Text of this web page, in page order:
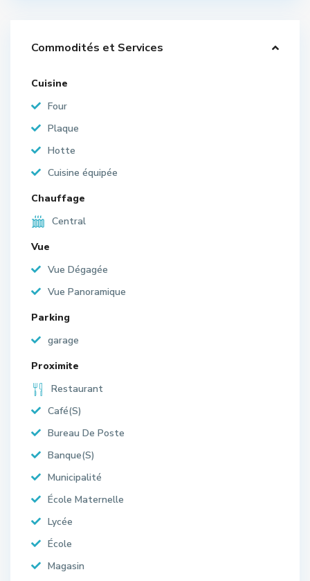
Commodités et Services
Cuisine
Four
Plaque
Hotte
Cuisine équipée
Chauffage
Central
Vue
Vue Dégagée
Vue Panoramique
Parking
garage
Proximite
Restaurant
Café(S)
Bureau De Poste
Banque(S)
Municipalité
École Maternelle
Lycée
École
Magasin